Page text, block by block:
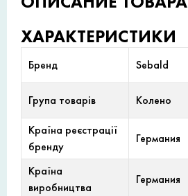
ХАРАКТЕРИСТИКИ
Бренд Sebald
Група товарів Колено
Країна реєстрації
бренду
Германия
Країна
виробництва
Германия